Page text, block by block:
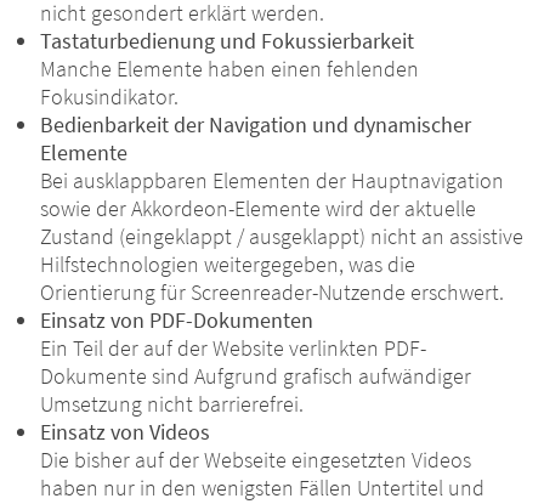
nicht gesondert erklärt werden.
Tastaturbedienung und Fokussierbarkeit
Manche Elemente haben einen fehlenden
Fokusindikator.
Bedienbarkeit der Navigation und dynamischer
Elemente
Bei ausklappbaren Elementen der Hauptnavigation
sowie der Akkordeon-Elemente wird der aktuelle
Zustand (eingeklappt / ausgeklappt) nicht an assistive
Hilfstechnologien weitergegeben, was die
Orientierung für Screenreader-Nutzende erschwert.
Einsatz von PDF-Dokumenten
Ein Teil der auf der Website verlinkten PDF-
Dokumente sind Aufgrund grafisch aufwändiger
Umsetzung nicht barrierefrei.
Einsatz von Videos
Die bisher auf der Webseite eingesetzten Videos
haben nur in den wenigsten Fällen Untertitel und